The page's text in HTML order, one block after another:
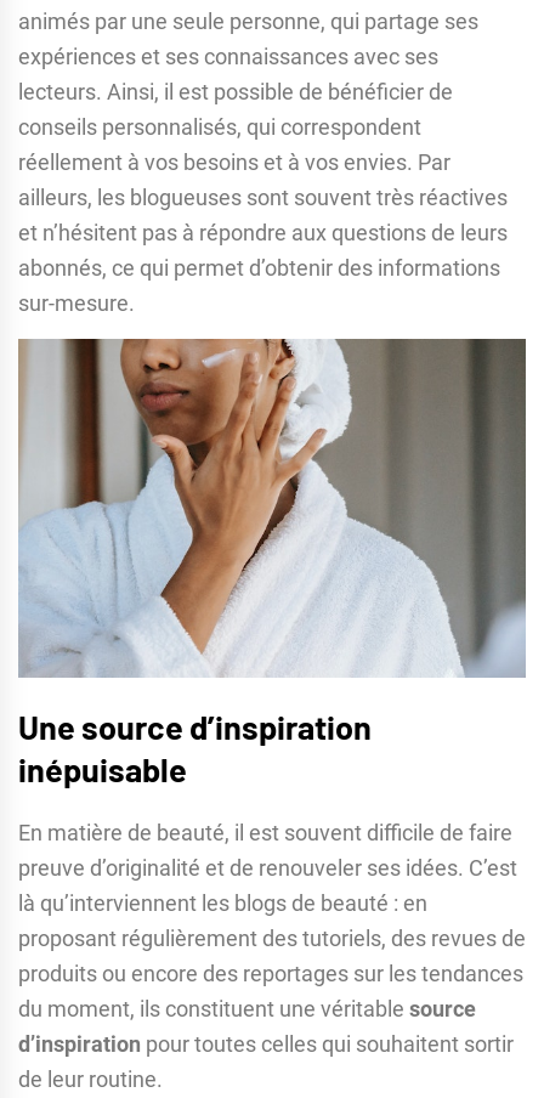
animés par une seule personne, qui partage ses
expériences et ses connaissances avec ses
lecteurs. Ainsi, il est possible de bénéficier de
conseils personnalisés, qui correspondent
réellement à vos besoins et à vos envies. Par
ailleurs, les blogueuses sont souvent très réactives
et n’hésitent pas à répondre aux questions de leurs
abonnés, ce qui permet d’obtenir des informations
sur-mesure.
Une source d’inspiration
inépuisable
En matière de beauté, il est souvent difficile de faire
preuve d’originalité et de renouveler ses idées. C’est
là qu’interviennent les blogs de beauté : en
proposant régulièrement des tutoriels, des revues de
produits ou encore des reportages sur les tendances
du moment, ils constituent une véritable source
d’inspiration pour toutes celles qui souhaitent sortir
de leur routine.